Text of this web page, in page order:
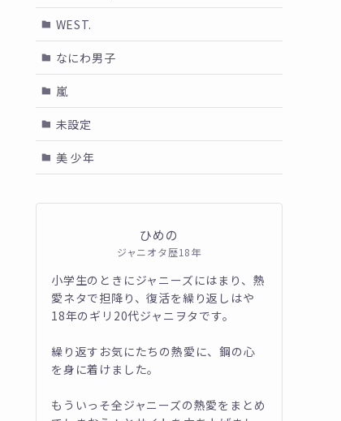
WEST.
なにわ男子
嵐
未設定
美 少年
ひめの
ジャニオタ歴18年
小学生のときにジャニーズにはまり、熱
愛ネタで担降り、復活を繰り返しはや
18年のギリ20代ジャニヲタです。
繰り返すお気にたちの熱愛に、鋼の心
を身に着けました。
もういっそ全ジャニーズの熱愛をまとめ